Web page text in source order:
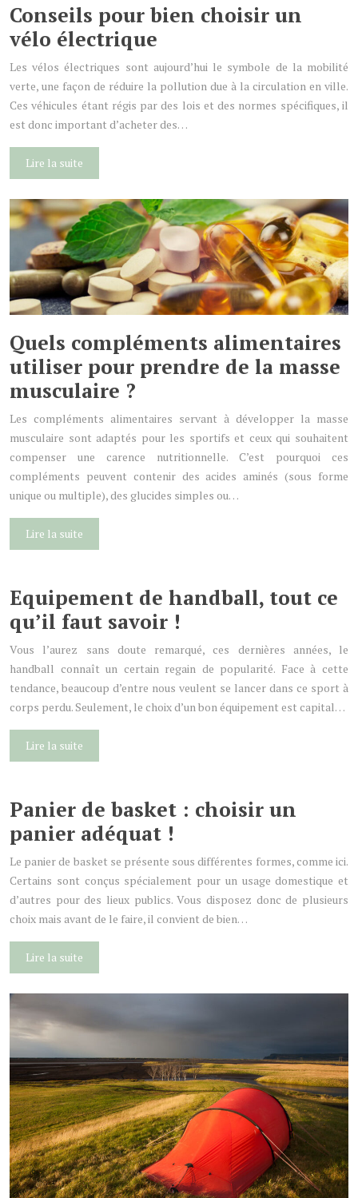
Conseils pour bien choisir un
vélo électrique
Les vélos électriques sont aujourd’hui le symbole de la mobilité
verte, une façon de réduire la pollution due à la circulation en ville.
Ces véhicules étant régis par des lois et des normes spécifiques, il
est donc important d’acheter des…
Lire la suite
Quels compléments alimentaires
utiliser pour prendre de la masse
musculaire ?
Les compléments alimentaires servant à développer la masse
musculaire sont adaptés pour les sportifs et ceux qui souhaitent
compenser une carence nutritionnelle. C’est pourquoi ces
compléments peuvent contenir des acides aminés (sous forme
unique ou multiple), des glucides simples ou…
Lire la suite
Equipement de handball, tout ce
qu’il faut savoir !
Vous l’aurez sans doute remarqué, ces dernières années, le
handball connaît un certain regain de popularité. Face à cette
tendance, beaucoup d’entre nous veulent se lancer dans ce sport à
corps perdu. Seulement, le choix d’un bon équipement est capital…
Lire la suite
Panier de basket : choisir un
panier adéquat !
Le panier de basket se présente sous différentes formes, comme ici.
Certains sont conçus spécialement pour un usage domestique et
d’autres pour des lieux publics. Vous disposez donc de plusieurs
choix mais avant de le faire, il convient de bien…
Lire la suite